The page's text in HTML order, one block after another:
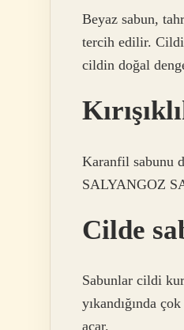
Beyaz sabun,
tercih edilir. Cildi
cildin doğal
Karanfil sabunu
SALYANGOZ
Cilde
Sabunlar cildi
yıkandığında
açar.